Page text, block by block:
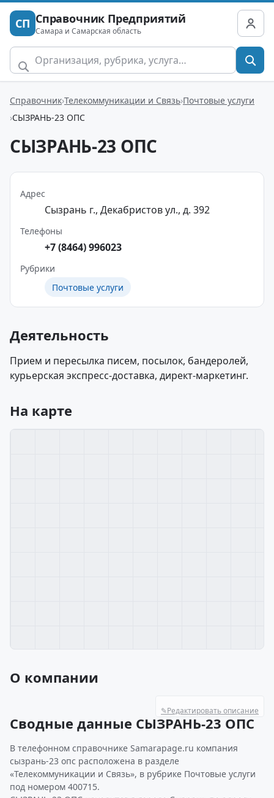
СП Справочник Предприятий
Самара и Самарская область
Справочник Телекоммуникации и Связь Почтовые услуги
СЫЗРАНЬ-23 ОПС
СЫЗРАНЬ-23 ОПС
Адрес
Сызрань г., Декабристов ул., д. 392
Телефоны
+7 (8464) 996023
Рубрики
Почтовые услуги
Деятельность
Прием и пересылка писем, посылок, бандеролей,
курьерская экспресс-доставка, директ-маркетинг.
На карте
О компании
✎Редактировать описание
Сводные данные СЫЗРАНЬ-23 ОПС
В телефонном справочнике Samarapage.ru компания
сызрань-23 опс расположена в разделе
«Телекоммуникации и Связь», в рубрике Почтовые услуги
под номером 400715.